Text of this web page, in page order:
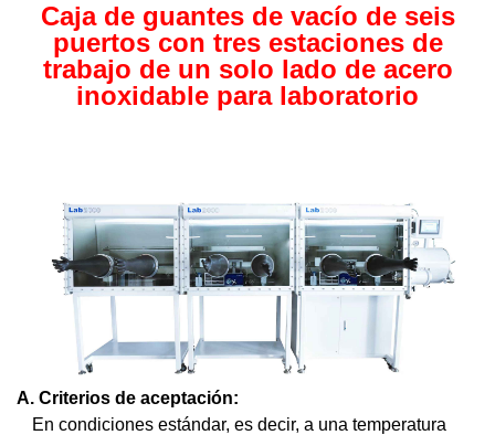
Caja de guantes de vacío de seis
puertos con tres estaciones de
trabajo de un solo lado de acero
inoxidable para laboratorio
A. Criterios de aceptación:
En condiciones estándar, es decir, a una temperatura